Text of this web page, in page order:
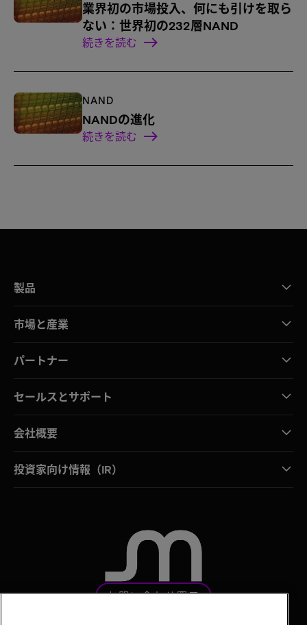
業界初の市場投入、何にも引けを取ら
ない：世界初の232層NAND
続きを読む
NAND
NANDの進化
続きを読む
製品
市場と産業
パートナー
セールスとサポート
会社概要
投資家向け情報（IR）
お問い合わせ窓口